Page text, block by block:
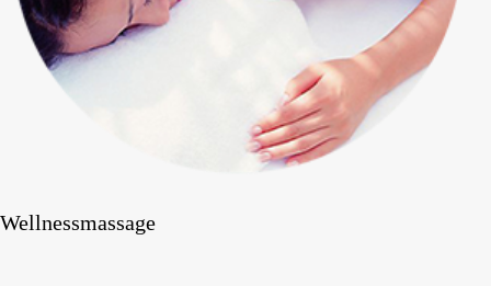
Wellnessmassage